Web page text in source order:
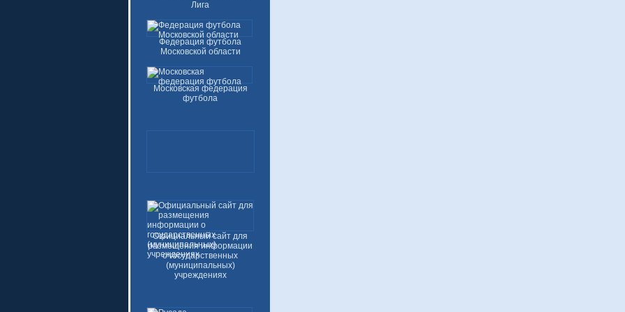
Лига
Федерация футбола
Московской области
Московская федерация
футбола
Официальный сайт для
размещения информации
о государственных
(муниципальных)
учреждениях